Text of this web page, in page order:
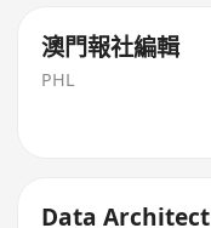
澳門報社編輯
PHL
Data Architect